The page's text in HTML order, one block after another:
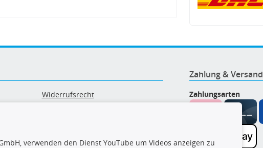
Widerrufsrecht
Barrierefreiheitserklärung
Zahlung & Versand
Zahlungsarten
verwenden den Dienst YouTube um Videos anzeigen zu